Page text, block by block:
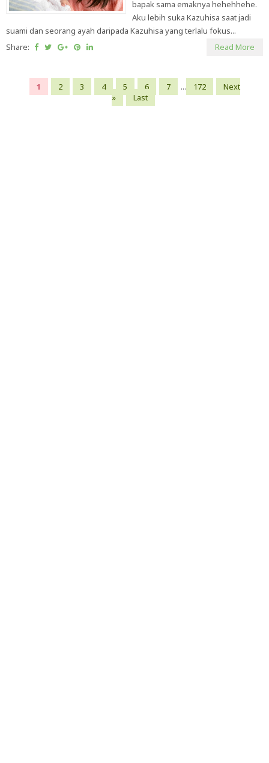
bapak sama emaknya hehehhehe.
Aku lebih suka Kazuhisa saat jadi
suami dan seorang ayah daripada Kazuhisa yang terlalu fokus...
Share:
Read More
1 2 3 4 5 6 7 ... 172
Next
»
Last